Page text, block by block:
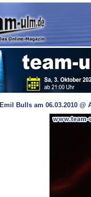
Emil Bulls am 06.03.2010 @